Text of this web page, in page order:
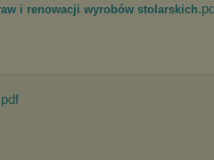
i renowacji wyrobów stolarskich